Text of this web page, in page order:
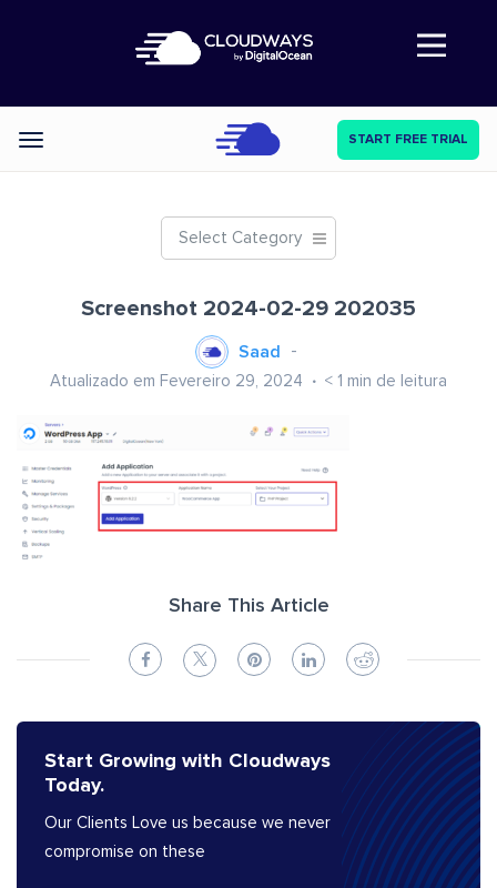
Abre a navegação
Categories START FREE TRIAL
Select Category
Screenshot 2024-02-29 202035
Saad
Atualizado em Fevereiro 29, 2024 < 1 min de leitura
Share This Article
Start Growing with Cloudways
Today.
Our Clients Love us because we never
compromise on these